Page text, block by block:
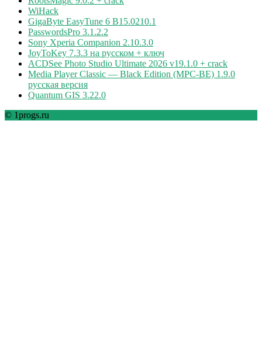
WiHack
GigaByte EasyTune 6 B15.0210.1
PasswordsPro 3.1.2.2
Sony Xperia Companion 2.10.3.0
JoyToKey 7.3.3 на русском + ключ
ACDSee Photo Studio Ultimate 2026 v19.1.0 + crack
Media Player Classic — Black Edition (MPC-BE) 1.9.0
русская версия
Quantum GIS 3.22.0
© 1progs.ru